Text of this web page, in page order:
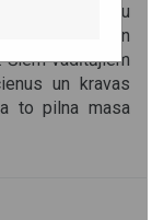
68 gadus un
vadītājiem
un kravas
to pilna masa